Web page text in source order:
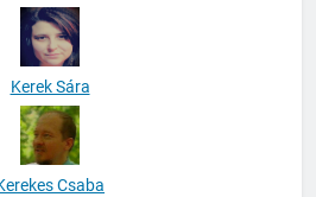
Kerek Sára
Csaba